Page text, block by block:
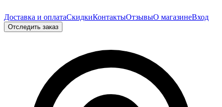
Доставка и оплатаСкидкиКонтактыОтзывыО магазинеВход
Отследить заказ